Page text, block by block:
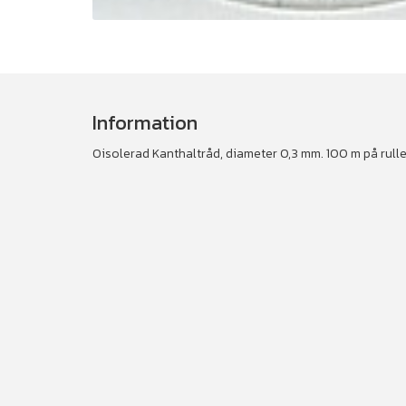
Information
Oisolerad Kanthaltråd, diameter 0,3 mm. 100 m på